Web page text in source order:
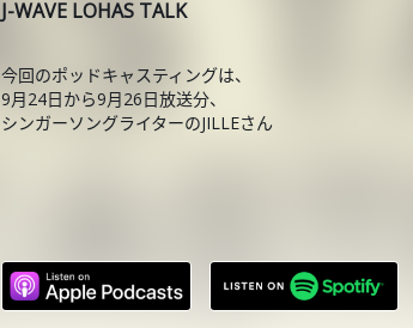
J-WAVE LOHAS TALK
今回のポッドキャスティングは、
9月24日から9月26日放送分、
シンガーソングライターのJILLEさん